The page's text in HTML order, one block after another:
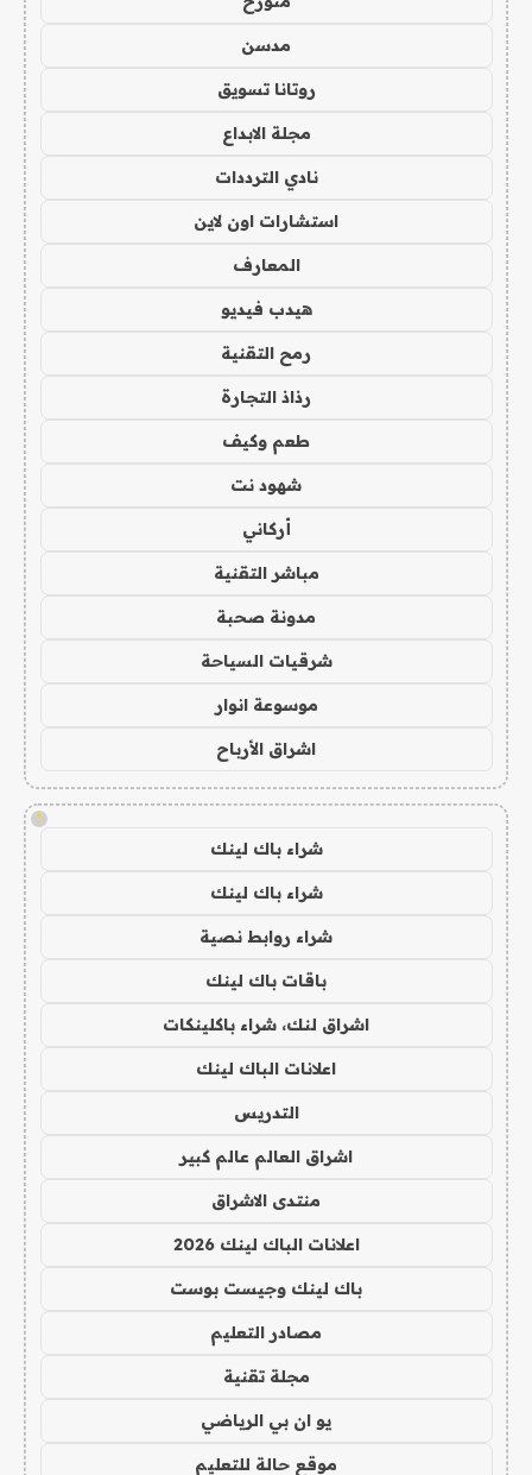
مدسن
روتانا تسويق
مجلة الابداع
نادي الترددات
استشارات اون لاين
المعارف
هيدب فيديو
رمح التقنية
رذاذ التجارة
طعم وكيف
شهود نت
أركاني
مباشر التقنية
مدونة صحبة
شرقيات السياحة
موسوعة انوار
اشراق الأرباح
!
شراء باك لينك
شراء باك لينك
شراء روابط نصية
باقات باك لينك
اشراق لنك، شراء باكلينكات
اعلانات الباك لينك
التدريس
اشراق العالم عالم كبير
منتدى الاشراق
اعلانات الباك لينك 2026
باك لينك وجيست بوست
مصادر التعليم
مجلة تقنية
يو ان بي الرياضي
موقع حالة للتعليم